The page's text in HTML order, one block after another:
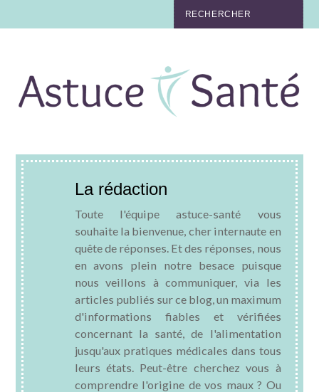
TABAC
MATERNITÉ
NUTRITION
MÉDECINE
MÉDECINE DOUCE
BIEN-ÊTRE
SANTÉ BUCCO-DENTAIRE
SEXUALITÉ
La rédaction
Toute l'équipe astuce-santé vous
souhaite la bienvenue, cher internaute en
quête de réponses. Et des réponses, nous
en avons plein notre besace puisque
nous veillons à communiquer, via les
articles publiés sur ce blog, un maximum
d'informations fiables et vérifiées
concernant la santé, de l'alimentation
jusqu'aux pratiques médicales dans tous
leurs états. Peut-être cherchez vous à
comprendre l'origine de vos maux ? Ou